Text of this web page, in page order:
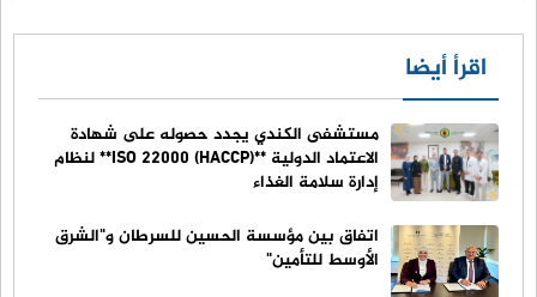
اقرأ أيضا
مستشفى الكندي يجدد حصوله على شهادة
الاعتماد الدولية **ISO 22000 (HACCP)** لنظام
إدارة سلامة الغذاء
اتفاق بين مؤسسة الحسين للسرطان و"الشرق
الأوسط للتأمين"